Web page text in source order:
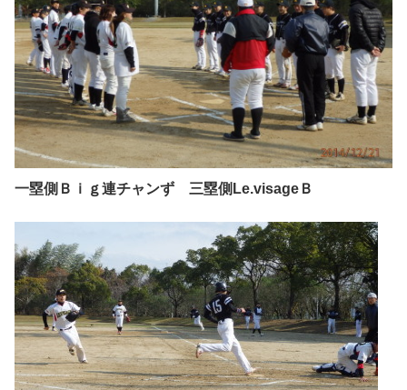
一塁側Ｂｉｇ連チャンず 三塁側Le.visageＢ